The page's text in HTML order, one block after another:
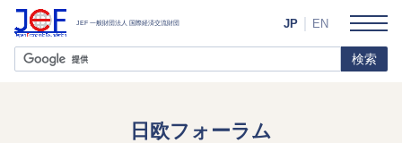
日欧フォーラム
JP EN